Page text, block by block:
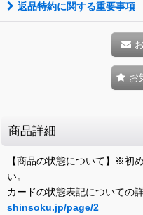
返品特約に関する重要事項
お
商品詳細
【商品の状態について】※初
い。
カードの状態表記についての
shinsoku.jp/page/2